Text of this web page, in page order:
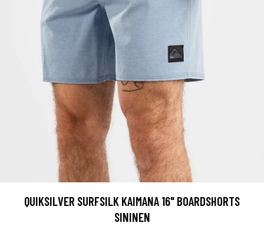
QUIKSILVER SURFSILK KAIMANA 16" BOARDSHORTS
SININEN